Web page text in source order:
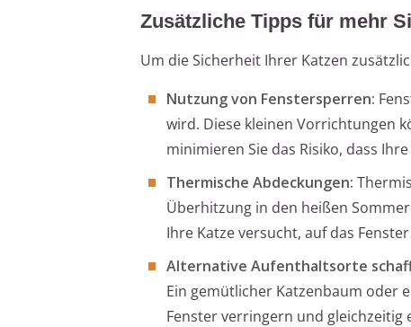
Zusätzliche Tipps für mehr
Um die Sicherheit Ihrer Katzen
Nutzung von Fenstersperren:
wird. Diese kleinen Vorrichtungen
minimieren Sie das Risiko, dass
Thermische Abdeckungen:
Überhitzung in den heißen
Ihre Katze versucht, auf das
Alternative Aufenthaltsorte
Ein gemütlicher Katzenbaum oder
Fenster verringern und gleichzeitig